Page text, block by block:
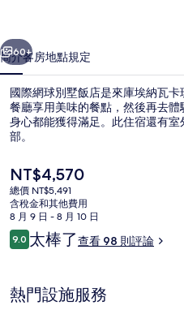
店
的
相
片
個 下一個
60+
簡介客房地點規定
國際網球別墅飯店是來庫埃納瓦
餐廳享用美味的餐點，然後再去
身心都能獲得滿足。此住宿還有
部。
目
前
的
價
格
是
NT$4,570
總價 NT$5,491
含稅金和其他費用
8 月 9 日 - 8 月 10 日
評
論
9.09.0 分，滿分 10 分，
太棒了查看 98 則評論
熱門設施服務